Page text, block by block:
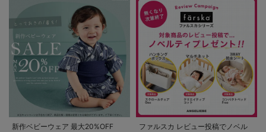
新作ベビーウェア 最大20%OFF
ファルスカ レビュー投稿でノベル